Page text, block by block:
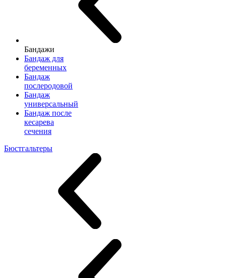
Бандажи
Бандаж для
беременных
Бандаж
послеродовой
Бандаж
универсальный
Бандаж после
кесарева
сечения
Бюстгальтеры